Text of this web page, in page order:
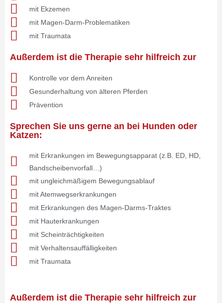
mit Ekzemen
mit Magen-Darm-Problematiken
mit Traumata
Außerdem ist die Therapie sehr hilfreich zur
Kontrolle vor dem Anreiten
Gesunderhaltung von älteren Pferden
Prävention
Sprechen Sie uns gerne an bei Hunden oder
Katzen:
mit Erkrankungen im Bewegungsapparat (z.B. ED, HD,
Bandscheibenvorfall…)
mit ungleichmäßigem Bewegungsablauf
mit Atemwegserkrankungen
mit Erkrankungen des Magen-Darms-Traktes
mit Hauterkrankungen
mit Scheinträchtigkeiten
mit Verhaltensauffälligkeiten
mit Traumata
Außerdem ist die Therapie sehr hilfreich zur